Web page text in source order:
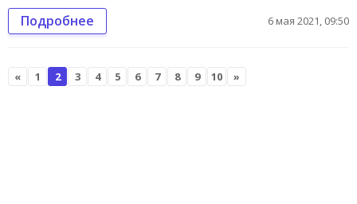
Подробнее 6 мая 2021, 09:50
« 1 2 3 4 5 6 7 8 9 10 »